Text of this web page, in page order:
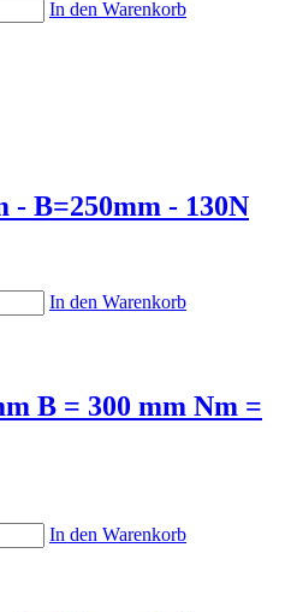
In den Warenkorb
- B=250mm - 130N
In den Warenkorb
B = 300 mm Nm =
In den Warenkorb